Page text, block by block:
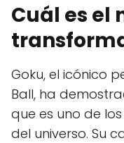
Cuál es el
Goku, el icónico
Ball, ha
que es uno de
del universo. Su